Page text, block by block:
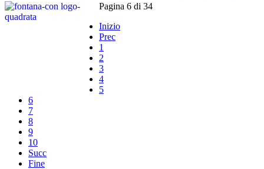
Pagina 6 di 34
Inizio
Prec
1
2
3
4
5
6
7
8
9
10
Succ
Fine